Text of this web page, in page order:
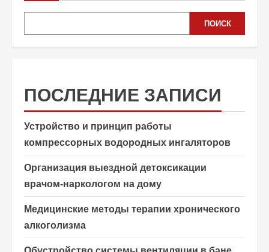
ПОИСК
ПОСЛЕДНИЕ ЗАПИСИ
Устройство и принцип работы
компрессорных водородных ингаляторов
Организация выездной детоксикации
врачом-наркологом на дому
Медицинские методы терапии хронического
алкоголизма